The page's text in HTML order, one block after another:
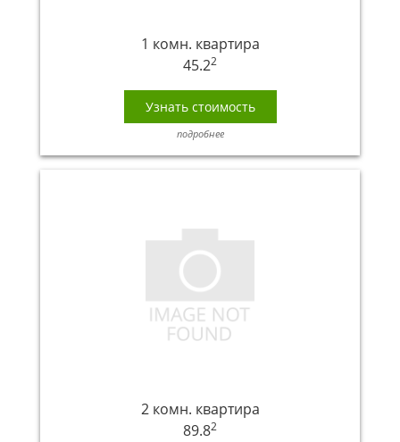
1 комн. квартира
45.22
Узнать стоимость
подробнее
2 комн. квартира
89.82